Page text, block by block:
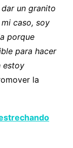
un granito
caso, soy
porque
para hacer
estoy
la